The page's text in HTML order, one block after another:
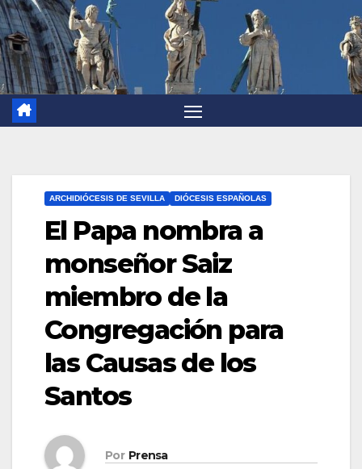
ARCHIDIÓCESIS DE SEVILLA DIÓCESIS ESPAÑOLAS
El Papa nombra a
monseñor Saiz
miembro de la
Congregación para
las Causas de los
Santos
Por Prensa